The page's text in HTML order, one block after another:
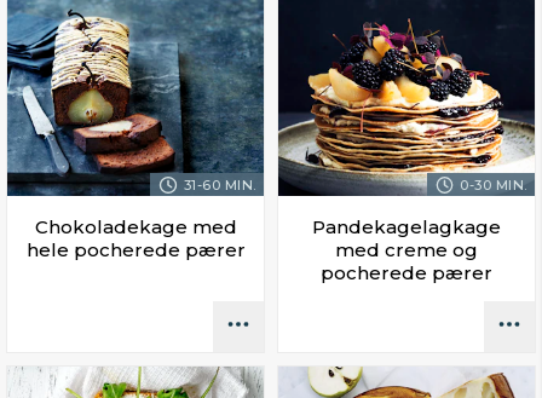
31-60 MIN.
Chokoladekage med
hele pocherede pærer
0-30 MIN.
Pandekagelagkage
med creme og
pocherede pærer